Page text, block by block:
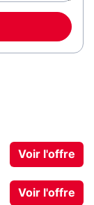
Voir l'offre
Voir l'offre